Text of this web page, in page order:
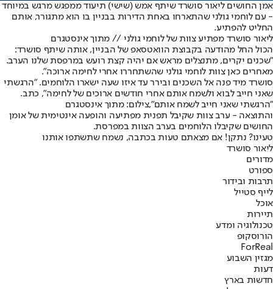
אמן החושים ליאור סושרד שיתף אמש (שישי) תיעוד ממפגש מרגש במיוחד
- עם לוחמי גולני שהתארחו באחת הדירות בבניין בו הוא מתגורר, אותם
החליט להפתיע.
ליאור סושרד מפתיע צוות של לוחמי גולני // מתוך אינסטגרם
הכול החל מהודעה בקבוצת הוואטסאפ של הבניין, אותה שיתף סושרד:
"שכנים יקרים, מתנצלים מראש אם יהיה קצת רועש במרפסת שלנו הערב.
מאחרים כאן צוות לוחמי גולני שהשתחררו אחרי לחימה ארוכה".
סושרד מיד פנה אל השכנים ובירר עד איזו שעה ישארו הלוחמים. "הרגשתי
שאני חייב לבוא ולשמח אותם אחרי חודשים ארוכים של לחימה", כתב.
"הרגשתי שאני חייב לשמח אותם",צילום: מתוך אינסטגרם
והתוצאה - ערב צוות שקיבל תפנית מפתיעה והופעה אינטימית של אומן
החושים שקיבלו הלוחמים בערב הצוות במפרסת.
טעינו? נתקן! אם מצאתם טעות בכתבה, נשמח שתשתפו אותנו
ליאור סושרד
מדורים
ספורט
תרבות ובידור
לייף סטייל
אוכל
תיירות
טכנולוגיה ומדע
הורוסקופ
ForReal
מגזין השבוע
דעות
חדשות בארץ